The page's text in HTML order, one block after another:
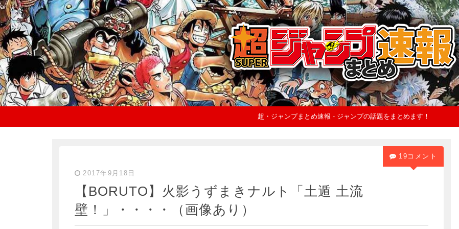
超・ジャンプまとめ速報 - ジャンプの話題をまとめます！
2017年9月18日
【BORUTO】火影うずまきナルト「土遁 土流
壁！」・・・・（画像あり）
19コメント